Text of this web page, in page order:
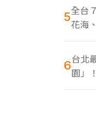
5全台
花海
同框
6台北
園」
幕